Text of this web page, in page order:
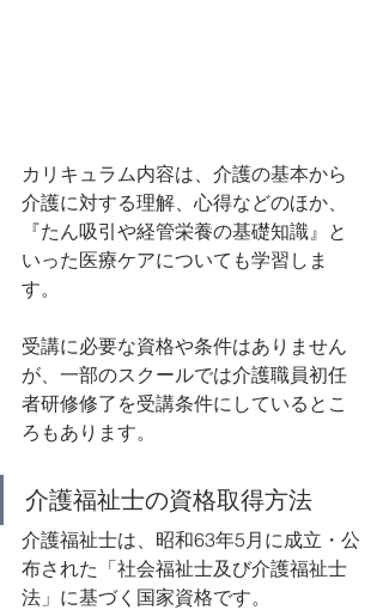
カリキュラム内容は、介護の基本から
介護に対する理解、心得などのほか、
『たん吸引や経管栄養の基礎知識』と
いった医療ケアについても学習しま
す。
受講に必要な資格や条件はありません
が、一部のスクールでは介護職員初任
者研修修了を受講条件にしているとこ
ろもあります。
介護福祉士の資格取得方法
介護福祉士は、昭和63年5月に成立・公
布された「社会福祉士及び介護福祉士
法」に基づく国家資格です。